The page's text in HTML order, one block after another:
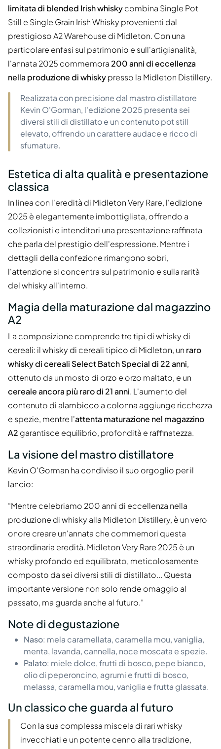
limitata di blended Irish whiskycombina Single Pot
Still e Single Grain Irish Whisky provenienti dal
prestigioso A2 Warehouse di Midleton. Con una
particolare enfasi sul patrimonio e sull'artigianalità,
l'annata 2025 commemora 200 anni di eccellenza
nella produzione di whiskypresso la Midleton Distillery.
Realizzata con precisione dal mastro distillatore
Kevin O'Gorman, l'edizione 2025 presenta sei
diversi stili di distillato e un contenuto pot still
elevato, offrendo un carattere audace e ricco di
sfumature.
Estetica di alta qualità e presentazione
classica
In linea con l'eredità di Midleton Very Rare, l'edizione
2025 è elegantemente imbottigliata, offrendo a
collezionisti e intenditori una presentazione raffinata
che parla del prestigio dell'espressione. Mentre i
dettagli della confezione rimangono sobri,
l'attenzione si concentra sul patrimonio e sulla rarità
del whisky all'interno.
Magia della maturazione dal magazzino
A2
La composizione comprende tre tipi di whisky di
cereali: il whisky di cereali tipico di Midleton, un raro
whisky di cereali Select Batch Special di 22 anni,
ottenuto da un mosto di orzo e orzo maltato, e un
cereale ancora più raro di 21 anni. L'aumento del
contenuto di alambicco a colonna aggiunge ricchezza
e spezie, mentre l'attenta maturazione nel magazzino
A2 garantisce equilibrio, profondità e raffinatezza.
La visione del mastro distillatore
Kevin O'Gorman ha condiviso il suo orgoglio per il
lancio:
“Mentre celebriamo 200 anni di eccellenza nella
produzione di whisky alla Midleton Distillery, è un vero
onore creare un'annata che commemori questa
straordinaria eredità. Midleton Very Rare 2025 è un
whisky profondo ed equilibrato, meticolosamente
composto da sei diversi stili di distillato... Questa
importante versione non solo rende omaggio al
passato, ma guarda anche al futuro.”
Note di degustazione
Naso: mela caramellata, caramella mou, vaniglia,
menta, lavanda, cannella, noce moscata e spezie.
Palato: miele dolce, frutti di bosco, pepe bianco,
olio di peperoncino, agrumi e frutti di bosco,
melassa, caramella mou, vaniglia e frutta glassata.
Un classico che guarda al futuro
Con la sua complessa miscela di rari whisky
invecchiati e un potente cenno alla tradizione,